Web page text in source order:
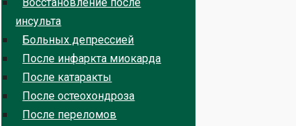
инсульта
Больных депрессией
После инфаркта миокарда
После катаракты
После остеохондроза
После переломов